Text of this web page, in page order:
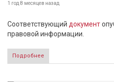
1 год 8 месяцев назад
Соответствующий документ
правовой информации.
Подробнее